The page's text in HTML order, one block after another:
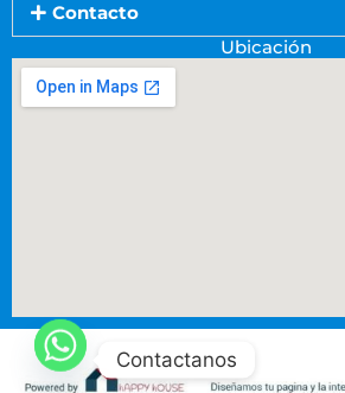
Contacto
Ubicación
Contactanos